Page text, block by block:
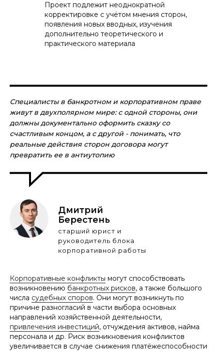
Проект подлежит неоднократной
корректировке с учётом мнения сторон,
появления новых вводных, изучения
дополнительно теоретического и
практического материала
Специалисты в банкротном и корпоративном праве
живут в двухполярном мире: с одной стороны, они
должны документально оформить сказку со
счастливым концом, а с другой - понимать, что
реальные действия сторон договора могут
превратить ее в антиутопию
Дмитрий
Берестень
старший юрист и
руководитель блока
корпоративной работы
Корпоративные конфликты могут способствовать
возникновению банкротных рисков, а также большого
числа судебных споров. Они могут возникнуть по
причине разногласий в части выбора основных
направлений хозяйственной деятельности,
привлечения инвестиций, отчуждения активов, найма
персонала и др. Риск возникновения конфликтов
увеличивается в случае снижения платёжеспособности